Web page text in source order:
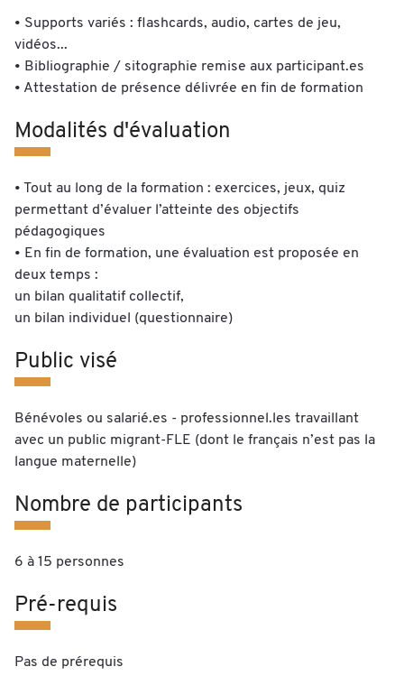
• Supports variés : flashcards, audio, cartes de jeu,
vidéos...
• Bibliographie / sitographie remise aux participant.es
• Attestation de présence délivrée en fin de formation
Modalités d'évaluation
• Tout au long de la formation : exercices, jeux, quiz
permettant d’évaluer l’atteinte des objectifs
pédagogiques
• En fin de formation, une évaluation est proposée en
deux temps :
un bilan qualitatif collectif,
un bilan individuel (questionnaire)
Public visé
Bénévoles ou salarié.es - professionnel.les travaillant
avec un public migrant-FLE (dont le français n’est pas la
langue maternelle)
Nombre de participants
6 à 15 personnes
Pré-requis
Pas de prérequis